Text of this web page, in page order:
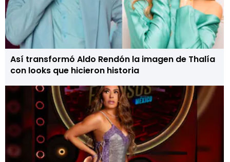
Así transformó Aldo Rendón la imagen de Thalía
con looks que hicieron historia